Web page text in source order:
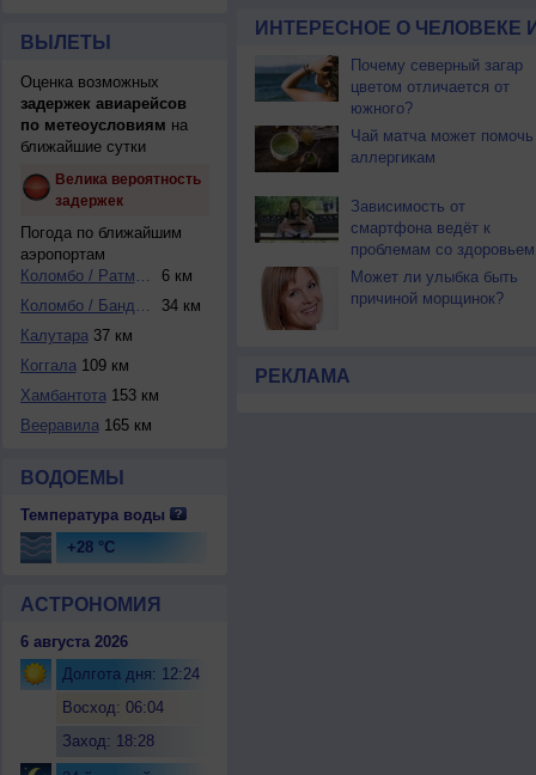
ВЫЛЕТЫ
Оценка возможных
задержек авиарейсов
по метеоусловиям на
ближайшие сутки
Велика вероятность
задержек
Погода по ближайшим
аэропортам
Коломбо / Ратмала...
6 км
Коломбо / Бандара...
34 км
Калутара37 км
Коггала109 км
Хамбантота153 км
Вееравила165 км
ВОДОЕМЫ
Температура воды
+28 °C
АСТРОНОМИЯ
6 августа 2026
Долгота дня: 12:24
Восход: 06:04
Заход: 18:28
ИНТЕРЕСНОЕ О ЧЕЛОВЕКЕ
Почему северный загар
цветом отличается от
южного?
Чай матча может помочь
аллергикам
Зависимость от
смартфона ведёт к
проблемам со здоровьем
Может ли улыбка быть
причиной морщинок?
РЕКЛАМА